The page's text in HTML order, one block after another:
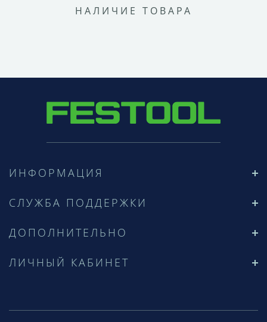
НАЛИЧИЕ ТОВАРА
ИНФОРМАЦИЯ
СЛУЖБА ПОДДЕРЖКИ
ДОПОЛНИТЕЛЬНО
ЛИЧНЫЙ КАБИНЕТ